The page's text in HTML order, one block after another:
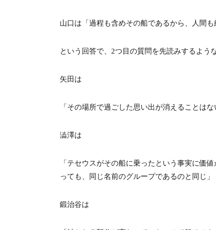
山口は「過程も含めその船であるから、人間
という回答で、2つ目の質問を先読みするよう
矢田は
「その場所で過ごした思い出が消えることはな
澁澤は
「テセウスがその船に乗ったという事実に価
っても、同じ名前のグループであるのと同じ」
鍛治谷は